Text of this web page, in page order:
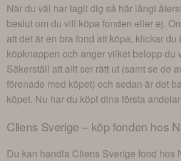
När du väl har tagit dig så här långt
beslut om du vill köpa fonden eller ej.
att det är en bra fond att köpa, klickar
köpknappen och anger vilket belopp du
Säkerställ att allt ser rätt ut (samt se de
förenade med köpet) och sedan är det
köpet. Nu har du köpt dina första
Cliens Sverige– köp fonden hos
Du kan handla Cliens Sverige fond hos